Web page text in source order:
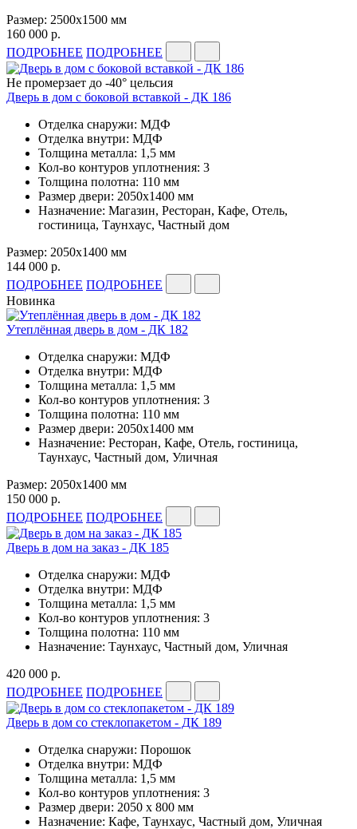
Размер: 2500х1500 мм
160 000 р.
ПОДРОБНЕЕ ПОДРОБНЕЕ
Не промерзает до -40° цельсия
Дверь в дом с боковой вставкой - ДК 186
Отделка снаружи: МДФ
Отделка внутри: МДФ
Толщина металла: 1,5 мм
Кол-во контуров уплотнения: 3
Толщина полотна: 110 мм
Размер двери: 2050х1400 мм
Назначение: Магазин, Ресторан, Кафе, Отель,
гостиница, Таунхаус, Частный дом
Размер: 2050х1400 мм
144 000 р.
ПОДРОБНЕЕ ПОДРОБНЕЕ
Новинка
Утеплённая дверь в дом - ДК 182
Отделка снаружи: МДФ
Отделка внутри: МДФ
Толщина металла: 1,5 мм
Кол-во контуров уплотнения: 3
Толщина полотна: 110 мм
Размер двери: 2050х1400 мм
Назначение: Ресторан, Кафе, Отель, гостиница,
Таунхаус, Частный дом, Уличная
Размер: 2050х1400 мм
150 000 р.
ПОДРОБНЕЕ ПОДРОБНЕЕ
Дверь в дом на заказ - ДК 185
Отделка снаружи: МДФ
Отделка внутри: МДФ
Толщина металла: 1,5 мм
Кол-во контуров уплотнения: 3
Толщина полотна: 110 мм
Назначение: Таунхаус, Частный дом, Уличная
420 000 р.
ПОДРОБНЕЕ ПОДРОБНЕЕ
Дверь в дом со стеклопакетом - ДК 189
Отделка снаружи: Порошок
Отделка внутри: МДФ
Толщина металла: 1,5 мм
Кол-во контуров уплотнения: 3
Размер двери: 2050 x 800 мм
Назначение: Кафе, Таунхаус, Частный дом, Уличная